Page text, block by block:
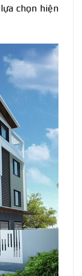
chọn hiện